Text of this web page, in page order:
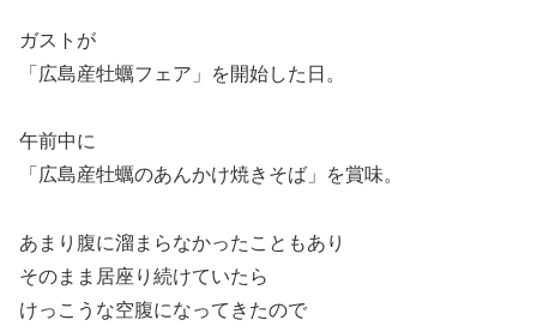
ガストが
「広島産牡蠣フェア」を開始した日。
午前中に
「広島産牡蠣のあんかけ焼きそば」を賞味。
あまり腹に溜まらなかったこともあり
そのまま居座り続けていたら
けっこうな空腹になってきたので